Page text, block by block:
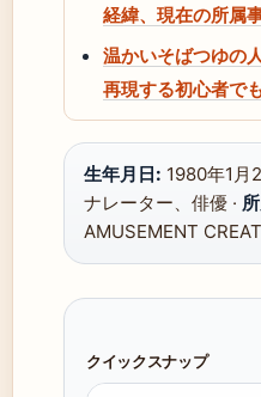
経緯、現在の所属
温かいそばつゆの
再現する初心者で
生年月日: 1980年1月
ナレーター、俳優 ·
AMUSEMENT
クイックスナップ